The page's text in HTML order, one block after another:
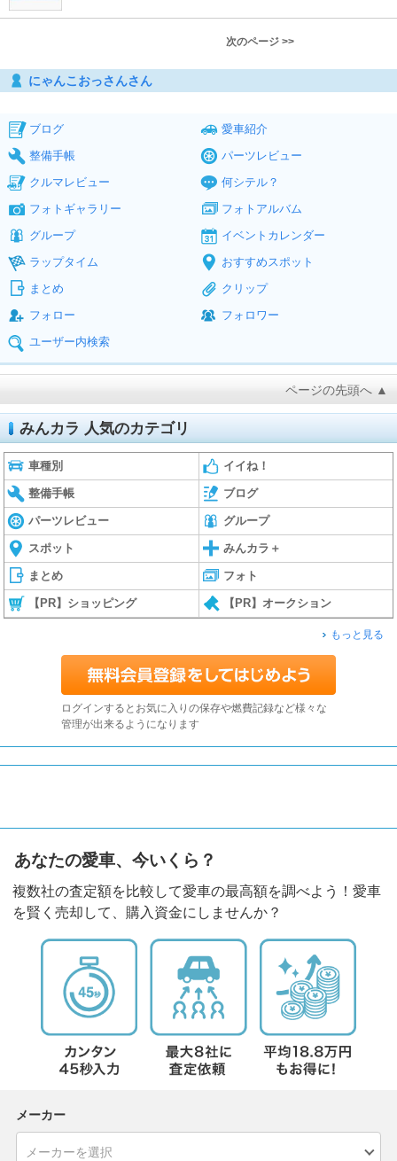
次のページ >>
にゃんこおっさんさん
ブログ
愛車紹介
整備手帳
パーツレビュー
クルマレビュー
何シテル？
フォトギャラリー
フォトアルバム
グループ
イベントカレンダー
ラップタイム
おすすめスポット
まとめ
クリップ
フォロー
フォロワー
ユーザー内検索
ページの先頭へ ▲
みんカラ 人気のカテゴリ
車種別 イイね！
整備手帳 ブログ
パーツレビュー グループ
スポット みんカラ＋
まとめ フォト
【PR】ショッピング 【PR】オークション
もっと見る
ログインするとお気に入りの保存や燃費記録など様々な
管理が出来るようになります
あなたの愛車、今いくら？
複数社の査定額を比較して愛車の最高額を調べよう！愛車
を賢く売却して、購入資金にしませんか？
メーカー